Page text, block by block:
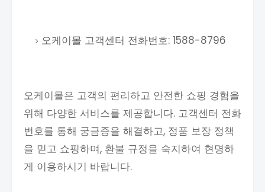
오케이몰 고객센터 전화번호: 1588-8796
오케이몰은 고객의 편리하고 안전한 쇼핑 경험을
위해 다양한 서비스를 제공합니다. 고객센터 전화
번호를 통해 궁금증을 해결하고, 정품 보장 정책
을 믿고 쇼핑하며, 환불 규정을 숙지하여 현명하
게 이용하시기 바랍니다.